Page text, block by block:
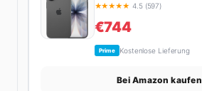
★★★★★ 4.5 (597)
€744
Prime Kostenlose Lieferung
Bei Amazon kaufen